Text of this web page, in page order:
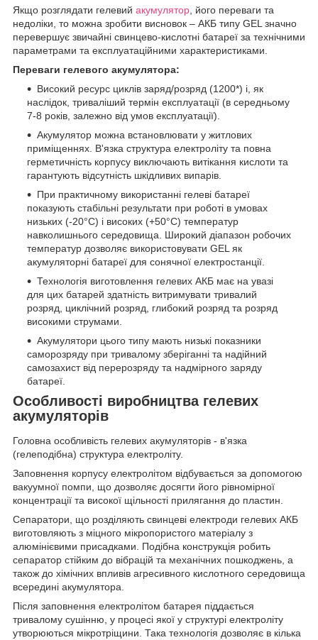
Якщо розглядати гелевий акумулятор , його переваги та
недоліки, то можна зробити висновок – АКБ типу GEL значно
перевершує звичайні свинцево-кислотні батареї за технічними
параметрами та експлуатаційними характеристиками.
Переваги гелевого акумулятора:
Високий ресурс циклів заряд/розряд (1200*) і, як
наслідок, триваліший термін експлуатації (в середньому
7-8 років, залежно від умов експлуатації).
Акумулятор можна встановлювати у житлових
приміщеннях. В'язка структура електроліту та повна
герметичність корпусу виключають витікання кислоти та
гарантують відсутність шкідливих випарів.
При практичному використанні гелеві батареї
показують стабільні результати при роботі в умовах
низьких (-20°С) і високих (+50°С) температур
навколишнього середовища. Широкий діапазон робочих
температур дозволяє використовувати GEL як
акумуляторні батареї для сонячної електростанції.
Технологія виготовлення гелевих АКБ має на увазі
для цих батарей здатність витримувати тривалий
розряд, циклічний розряд, глибокий розряд та розряд
високими струмами.
Акумулятори цього типу мають низькі показники
саморозряду при тривалому зберіганні та надійний
самозахист від перерозряду та надмірного заряду
батареї.
Особливості виробництва гелевих
акумуляторів
Головна особливість гелевих акумуляторів - в'язка
(гелеподібна) структура електроліту.
Заповнення корпусу електролітом відбувається за допомогою
вакуумної помпи, що дозволяє досягти його рівномірної
концентрації та високої щільності прилягання до пластин.
Сепаратори, що розділяють свинцеві електроди гелевих АКБ
виготовляють з міцного мікропористого матеріалу з
алюмінієвими присадками. Подібна конструкція робить
сепаратор стійким до вібрацій та механічних пошкоджень, а
також до хімічних впливів агресивного кислотного середовища
всередині акумулятора.
Після заповнення електролітом батарея піддається
тривалому сушінню, у процесі якої у структурі електроліту
утворюються мікротріщини. Така технологія дозволяє в кілька